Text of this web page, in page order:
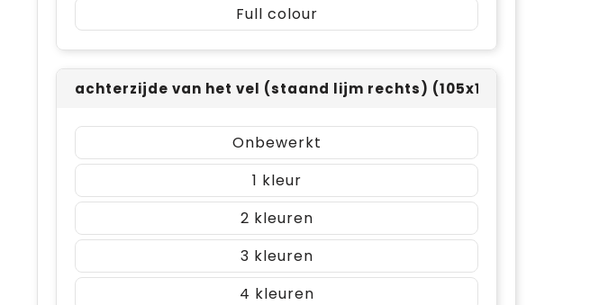
Full colour
achterzijde van het vel (staand lijm rechts) (105x148mm)
Onbewerkt
1
2
3
4